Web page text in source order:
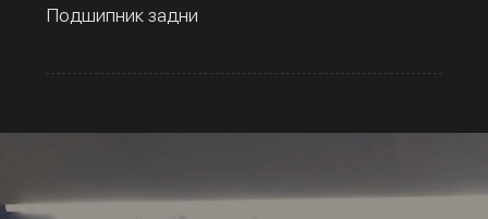
Подшипник задни